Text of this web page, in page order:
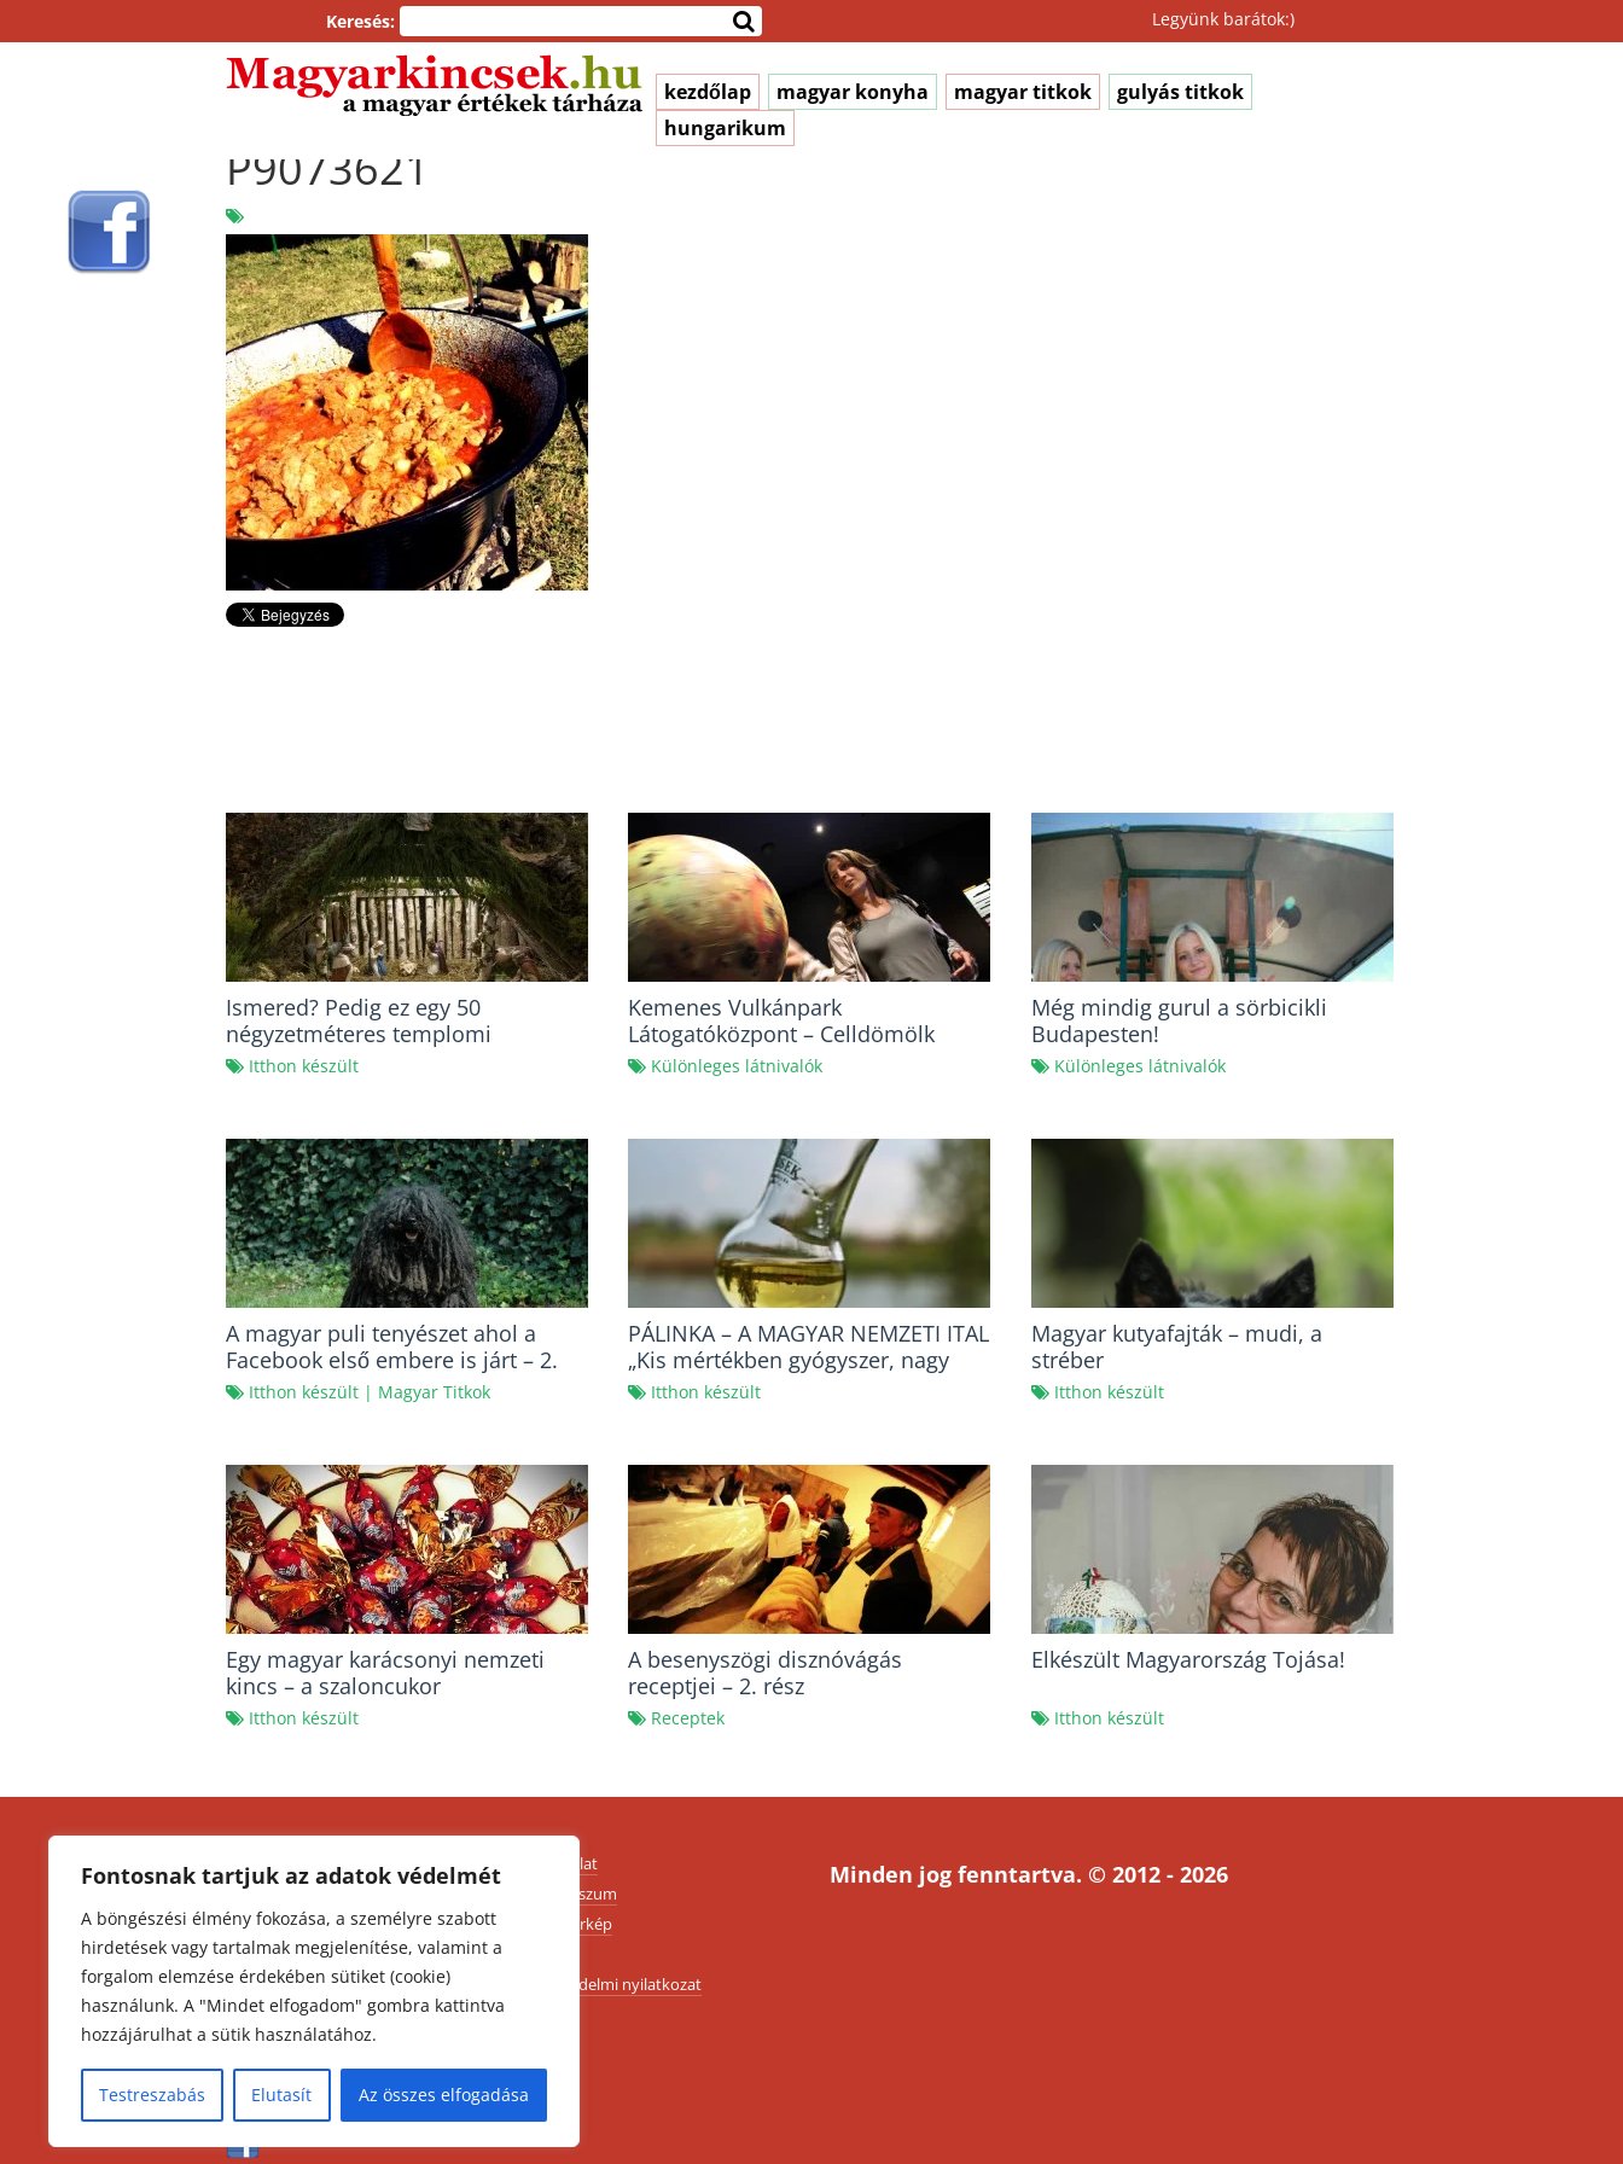
Fontosnak tartjuk az adatok védelmét
A böngészési élmény fokozása, a személyre szabott
hirdetések vagy tartalmak megjelenítése, valamint a
forgalom elemzése érdekében sütiket (cookie)
használunk. A "Mindet elfogadom" gombra kattintva
hozzájárulhat a sütik használatához.
Testreszabás Elutasít Az összes elfogadása
Keresés: Legyünk barátok:)
kezdőlap magyar konyha magyar titkok
gulyás titkok
hungarikum
P9073621
Ismered? Pedig ez egy 50
négyzetméteres templomi
betlehem!
Itthon készült
Kemenes Vulkánpark
Látogatóközpont – Celldömölk
Különleges látnivalók
Még mindig gurul a sörbicikli
Budapesten!
Különleges látnivalók
A magyar puli tenyészet ahol a
Facebook első embere is járt – 2.
részItthon készült | Magyar Titkok
PÁLINKA – A MAGYAR NEMZETI ITAL
„Kis mértékben gyógyszer, nagy
mértékben orvosság.”
Itthon készült
Magyar kutyafajták – mudi, a
stréber
Itthon készült
Egy magyar karácsonyi nemzeti
kincs – a szaloncukor
Itthon készült
A besenyszögi disznóvágás
receptjei – 2. rész
Receptek
Elkészült Magyarország Tojása!
Itthon készült
KEZDŐLAP
MAGYAR KONYHA
MAGYAR TITKOK
GULYÁS TITKOK
HUNGARIKUM
ÁLLJ! Kövess minket:
Kapcsolat
Impresszum
Oldaltérkép
Adatvédelmi nyilatkozat
Minden jog fenntartva. © 2012 - 2026